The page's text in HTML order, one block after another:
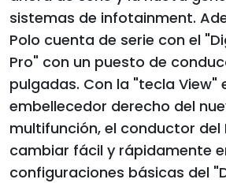
sistemas de infotainment.
Polo cuenta de serie con el
Pro" con un puesto de
pulgadas. Con la "tecla View"
embellecedor derecho del
multifunción, el conductor del
cambiar fácil y rápidamente
configuraciones básicas del